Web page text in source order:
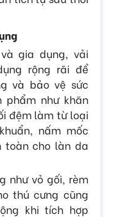
gia dụng, vải
rộng rãi để
và bảo vệ sức
phẩm như khăn
đệm làm từ loại
nấm mốc
toàn cho làn da
như vỏ gối, rèm
thú cưng cũng
khi tích hợp